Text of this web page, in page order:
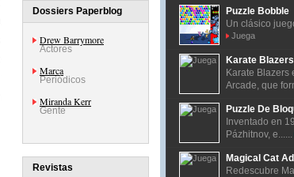
Dossiers Paperblog
Drew Barrymore
Actores
Marca
Periódicos
Miranda Kerr
Gente
Revistas
Puzzle Bobble
Un clásico
Juega
Karate Blazers
Karate Blazers
Arcade, que
Puzzle De
Inventado en
Pázhitnov, e......
Magical Cat
Redescubre